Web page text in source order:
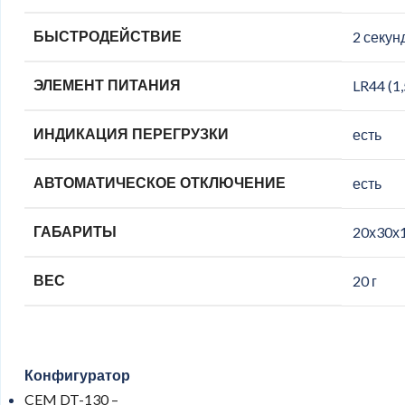
БЫСТРОДЕЙСТВИЕ 2
ЭЛЕМЕНТ ПИТАНИЯ LR44
ИНДИКАЦИЯ ПЕРЕГРУЗКИ есть
АВТОМАТИЧЕСКОЕ ОТКЛЮЧЕНИЕ есть
ГАБАРИТЫ
ВЕС 20 г
Конфигуратор
CEM DT-130 –